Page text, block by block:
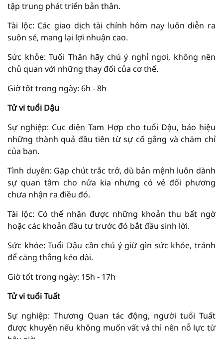
tập trung phát triển bản thân.
Tài lộc: Các giao dịch tài chính hôm nay luôn diễn ra
suôn sẻ, mang lại lợi nhuận cao.
Sức khỏe: Tuổi Thân hãy chú ý nghỉ ngơi, không nên
chủ quan với những thay đổi của cơ thể.
Giờ tốt trong ngày: 6h - 8h
Tử vi tuổi Dậu
Sự nghiệp: Cục diện Tam Hợp cho tuổi Dậu, báo hiệu
những thành quả đầu tiên từ sự cố gắng và chăm chỉ
của bạn.
Tình duyên: Gặp chút trắc trở, dù bản mệnh luôn dành
sự quan tâm cho nửa kia nhưng có vẻ đối phương
chưa nhận ra điều đó.
Tài lộc: Có thể nhận được những khoản thu bất ngờ
hoặc các khoản đầu tư trước đó bắt đầu sinh lời.
Sức khỏe: Tuổi Dậu cần chú ý giữ gìn sức khỏe, tránh
để căng thẳng kéo dài.
Giờ tốt trong ngày: 15h - 17h
Tử vi tuổi Tuất
Sự nghiệp: Thương Quan tác động, người tuổi Tuất
được khuyên nếu không muốn vất vả thì nên nỗ lực từ